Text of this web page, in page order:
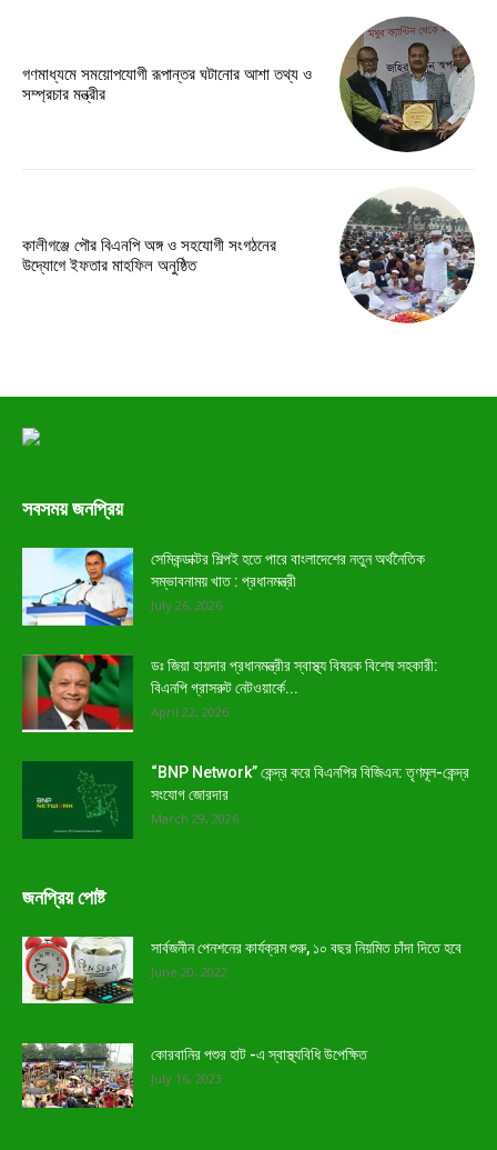
গণমাধ্যমে সময়োপযোগী রূপান্তর ঘটানোর আশা তথ্য ও
সম্প্রচার মন্ত্রীর
কালীগঞ্জে পৌর বিএনপি অঙ্গ ও সহযোগী সংগঠনের
উদ্যোগে ইফতার মাহফিল অনুষ্ঠিত
সবসময় জনপ্রিয়
সেমিকন্ডাক্টর শিল্পই হতে পারে বাংলাদেশের নতুন অর্থনৈতিক
সম্ভাবনাময় খাত : প্রধানমন্ত্রী
July 26, 2026
ডঃ জিয়া হায়দার প্রধানমন্ত্রীর স্বাস্থ্য বিষয়ক বিশেষ সহকারী:
বিএনপি গ্রাসরুট নেটওয়ার্কে...
April 22, 2026
“BNP Network” কেন্দ্র করে বিএনপির বিজিএন: তৃণমূল-কেন্দ্র
সংযোগ জোরদার
March 29, 2026
জনপ্রিয় পোষ্ট
সার্বজনীন পেনশনের কার্যক্রম শুরু, ১০ বছর নিয়মিত চাঁদা দিতে হবে
June 20, 2022
কোরবানির পশুর হাট -এ স্বাস্থ্যবিধি উপেক্ষিত
July 16, 2023